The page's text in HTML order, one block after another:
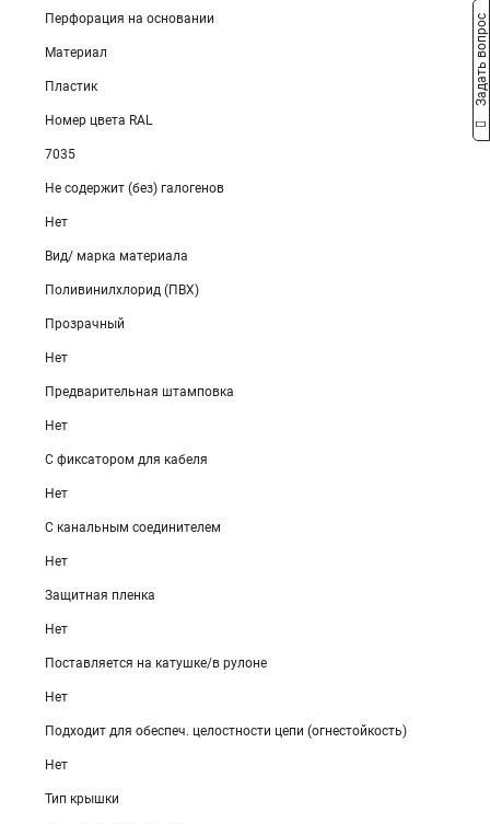
Перфорация на основании
Материал
Пластик
Номер цвета RAL
7035
Не содержит (без) галогенов
Нет
Вид/ марка материала
Поливинилхлорид (ПВХ)
Прозрачный
Нет
Предварительная штамповка
Нет
С фиксатором для кабеля
Нет
С канальным соединителем
Нет
Защитная пленка
Нет
Поставляется на катушке/в рулоне
Нет
Подходит для обеспеч. целостности цепи (огнестойкость)
Нет
Тип крышки
Задать вопрос